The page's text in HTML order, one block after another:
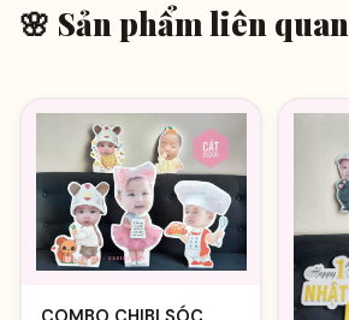
🌸 Sản phẩm liên quan